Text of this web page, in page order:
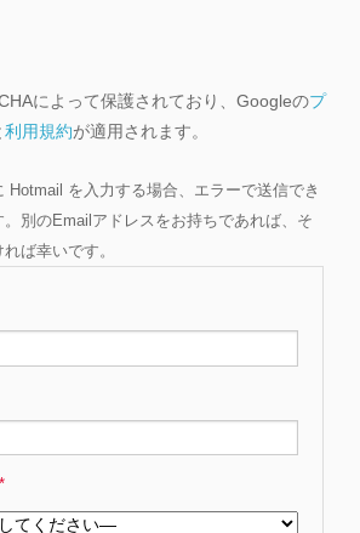
によって保護されており、Googleのプ
利用規約が適用されます。
を入力する場合、エラーで送信でき
別のEmailアドレスをお持ちであれば、そ
ば幸いです。
*